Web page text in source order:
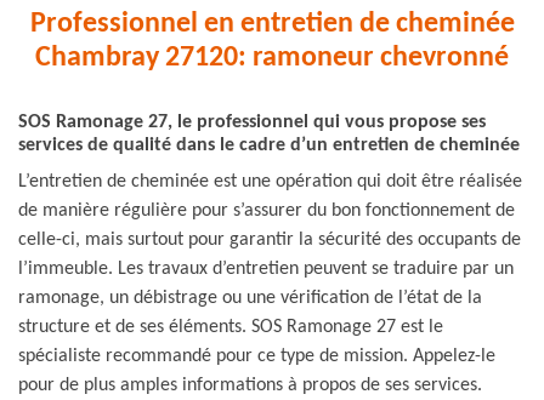
Professionnel en entretien de cheminée
Chambray 27120: ramoneur chevronné
SOS Ramonage 27, le professionnel qui vous propose ses
services de qualité dans le cadre d’un entretien de cheminée
L’entretien de cheminée est une opération qui doit être réalisée
de manière régulière pour s’assurer du bon fonctionnement de
celle-ci, mais surtout pour garantir la sécurité des occupants de
l’immeuble. Les travaux d’entretien peuvent se traduire par un
ramonage, un débistrage ou une vérification de l’état de la
structure et de ses éléments. SOS Ramonage 27 est le
spécialiste recommandé pour ce type de mission. Appelez-le
pour de plus amples informations à propos de ses services.